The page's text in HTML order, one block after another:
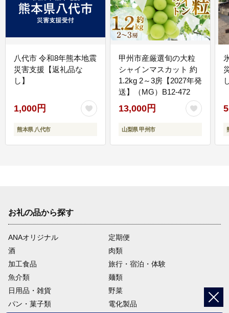
八代市 令和8年熊本地震
災害支援【返礼品な
し】
1,000円
熊本県 八代市
甲州市産厳選旬の大粒
シャインマスカット 約
1.2kg 2～3房【2027年発
送】（MG）B12-472
13,000円
山梨県 甲州市
お礼の品から探す
ANAオリジナル
定期便
酒
肉類
加工食品
旅行・宿泊・体験
魚介類
麺類
日用品・雑貨
野菜
パン・菓子類
電化製品